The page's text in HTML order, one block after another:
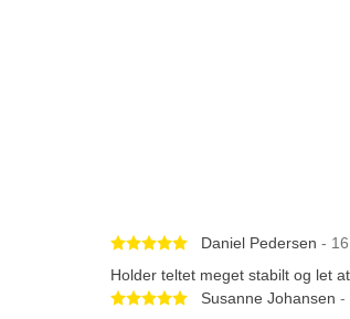
Betygsatt 5 av 5 stjärnor
Daniel Pedersen -
Holder teltet meget stabilt og let
Betygsatt 5 av 5
Susanne Johansen -